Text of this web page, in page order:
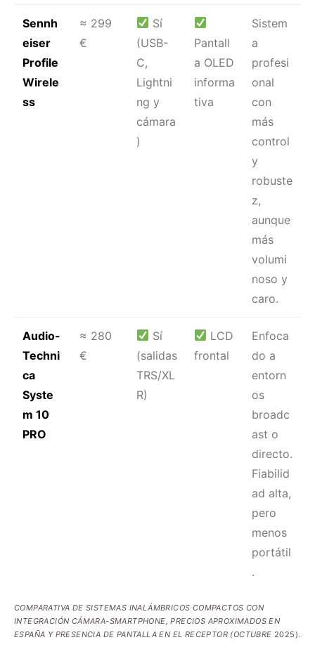
Sennh
eiser
Profile
Wirele
ss
≈ 299
€
Sí
(USB-
C,
Lightni
ng y
cámara
)
Pantall
a OLED
informa
tiva
Sistem
a
profesi
onal
con
más
control
y
robuste
z,
aunque
más
volumi
noso y
caro.
Audio-
Techni
ca
Syste
m 10
PRO
≈ 280
€
Sí
(salidas
TRS/XL
R)
LCD
frontal
Enfoca
do a
entorn
os
broadc
ast o
directo.
Fiabilid
ad alta,
pero
menos
portátil
.
COMPARATIVA DE SISTEMAS INALÁMBRICOS COMPACTOS CON
INTEGRACIÓN CÁMARA-SMARTPHONE, PRECIOS APROXIMADOS EN
ESPAÑA Y PRESENCIA DE PANTALLA EN EL RECEPTOR (OCTUBRE 2025).